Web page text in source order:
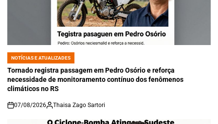
POSTED
IN
NOTÍCIAS E ATUALIZADES
Tornado registra passagem em Pedro Osório e reforça
necessidade de monitoramento contínuo dos fenômenos
climáticos no RS
on
07/08/2026 Thaisa Zago Sartori